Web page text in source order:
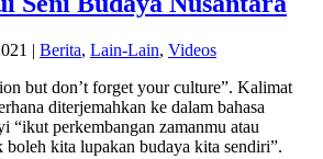
| Berita, Lain-Lain, Videos
but don’t forget your culture”. Kalimat
diterjemahkan ke dalam bahasa
“ikut perkembangan zamanmu atau
boleh kita lupakan budaya kita sendiri”.